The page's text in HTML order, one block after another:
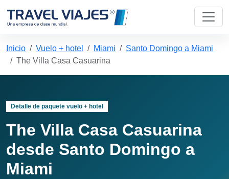
Inicio Vuelo + hotel Miami
Santo Domingo a Miami
The Villa Casa Casuarina
Detalle de paquete vuelo + hotel
The Villa Casa Casuarina
desde Santo Domingo a
Miami